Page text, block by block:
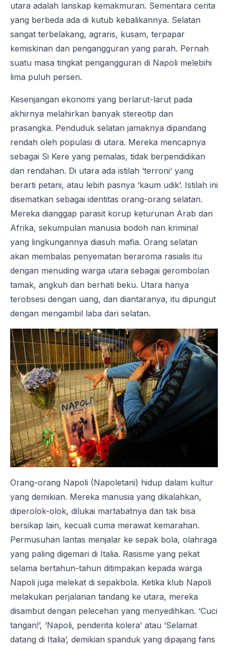
utara adalah lanskap kemakmuran. Sementara cerita
yang berbeda ada di kutub kebalikannya. Selatan
sangat terbelakang, agraris, kusam, terpapar
kemiskinan dan pengangguran yang parah. Pernah
suatu masa tingkat pengangguran di Napoli melebihi
lima puluh persen.
Kesenjangan ekonomi yang berlarut-larut pada
akhirnya melahirkan banyak stereotip dan
prasangka. Penduduk selatan jamaknya dipandang
rendah oleh populasi di utara. Mereka mencapnya
sebagai Si Kere yang pemalas, tidak berpendidikan
dan rendahan. Di utara ada istilah ‘terroni‘ yang
berarti petani, atau lebih pasnya ‘kaum udik’. Istilah ini
disematkan sebagai identitas orang-orang selatan.
Mereka dianggap parasit korup keturunan Arab dan
Afrika, sekumpulan manusia bodoh nan kriminal
yang lingkungannya diasuh mafia. Orang selatan
akan membalas penyematan beraroma rasialis itu
dengan menuding warga utara sebagai gerombolan
tamak, angkuh dan berhati beku. Utara hanya
terobsesi dengan uang, dan diantaranya, itu dipungut
dengan mengambil laba dari selatan.
Orang-orang Napoli (Napoletani) hidup dalam kultur
yang demikian. Mereka manusia yang dikalahkan,
diperolok-olok, dilukai martabatnya dan tak bisa
bersikap lain, kecuali cuma merawat kemarahan.
Permusuhan lantas menjalar ke sepak bola, olahraga
yang paling digemari di Italia. Rasisme yang pekat
selama bertahun-tahun ditimpakan kepada warga
Napoli juga melekat di sepakbola. Ketika klub Napoli
melakukan perjalanan tandang ke utara, mereka
disambut dengan pelecehan yang menyedihkan. ‘Cuci
tangan!’, ‘Napoli, penderita kolera’ atau ‘Selamat
datang di Italia’, demikian spanduk yang dipajang fans